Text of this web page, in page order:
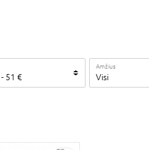
- 51 €
Amžius
Visi